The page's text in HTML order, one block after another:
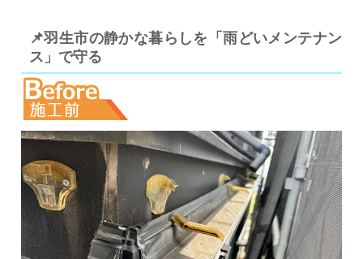
📌羽生市の静かな暮らしを「雨どいメンテナン
ス」で守る